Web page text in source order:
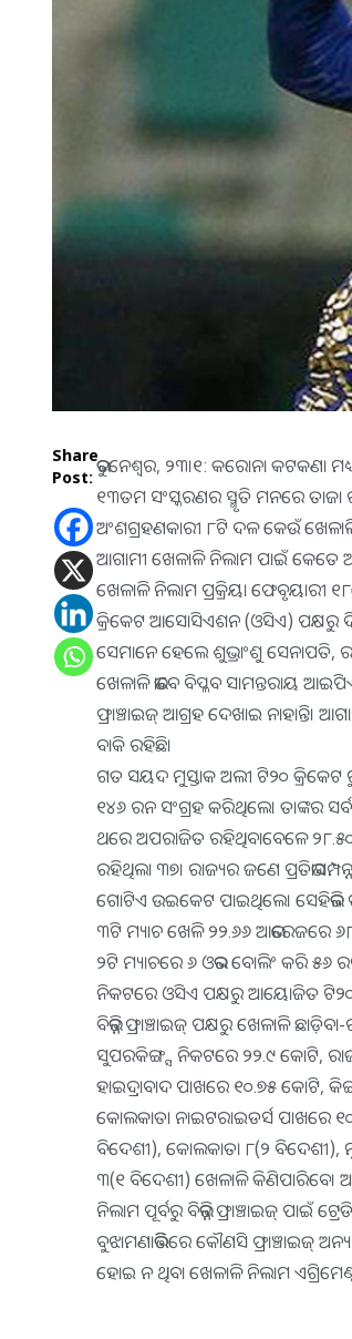
Share
Post:
ଭୁବନେଶ୍ୱର, ୨୩।୧: କରୋନା
୧୩ତମ ସଂସ୍କରଣର ସ୍ମୃତି ମନରେ
ଅଂଶଗ୍ରହଣକାରୀ ୮ଟି ଦଳ କେଉଁ
ଆଗାମୀ ଖେଳାଳି ନିଲାମ ପାଇଁ କେତେ
ଖେଳାଳି ନିଲାମ ପ୍ରକ୍ରିୟା ଫେବୃୟାରୀ
କ୍ରିକେଟ ଆସୋସିଏଶନ (ଓସିଏ) ପକ୍ଷରୁ
ସେମାନେ ହେଲେ ଶୁଭ୍ରାଂଶୁ
ଖେଳାଳି ଭାବେ ବିପ୍ଳବ ସାମନ୍ତରାୟ
ଫ୍ରାଞ୍ଚାଇଜ୍‌ ଆଗ୍ରହ ଦେଖାଇ ନାହାନ୍ତି।
ବାକି ରହିଛି।
ଗତ ସୟଦ ମୁସ୍ତାକ ଅଲୀ ଟି୨୦ କ୍ରିକେଟ
୧୪୬ ରନ ସଂଗ୍ରହ କରିଥିଲେ। ତାଙ୍କର
ଥରେ ଅପରାଜିତ ରହିଥିବାବେଳେ ୨୮.୫୦
ରହିଥିଲା ୩୭। ରାଜ୍ୟର ଜଣେ
ଗୋଟିଏ ଉଇକେଟ ପାଇଥିଲେ।
୩ଟି ମ୍ୟାଚ ଖେଳି ୨୨.୬୬ ଆଭରେଜରେ
୨ଟି ମ୍ୟାଚରେ ୬ ଓଭର ବୋଲିଂ କରି ୫୬
ନିକଟରେ ଓସିଏ ପକ୍ଷରୁ ଆୟୋଜିତ ଟି୨୦
ବିଭିନ୍ନ ଫ୍ରାଞ୍ଚାଇଜ୍‌ ପକ୍ଷରୁ ଖେଳାଳି
ସୁପରକିଙ୍ଗ୍ସ ନିକଟରେ ୨୨.୯ କୋଟି,
ହାଇଦ୍ରାବାଦ ପାଖରେ ୧୦.୭୫ କୋଟି,
କୋଲକାତା ନାଇଟରାଇଡର୍ସ ପାଖରେ
ବିଦେଶୀ), କୋଲକାତା ୮(୨ ବିଦେଶୀ),
୩(୧ ବିଦେଶୀ) ଖେଳାଳି କିଣିପାରିବେ।
ନିଲାମ ପୂର୍ବରୁ ବିଭିନ୍ନ ଫ୍ରାଞ୍ଚାଇଜ୍‌ ପାଇଁ
ବୁଝାମଣାଭିତ୍ତିରେ କୌଣସି ଫ୍ରାଞ୍ଚାଇଜ୍‌
ହୋଇ ନ ଥିବା ଖେଳାଳି ନିଲାମ